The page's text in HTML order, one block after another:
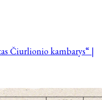
Čiurlionio kambarys“ |